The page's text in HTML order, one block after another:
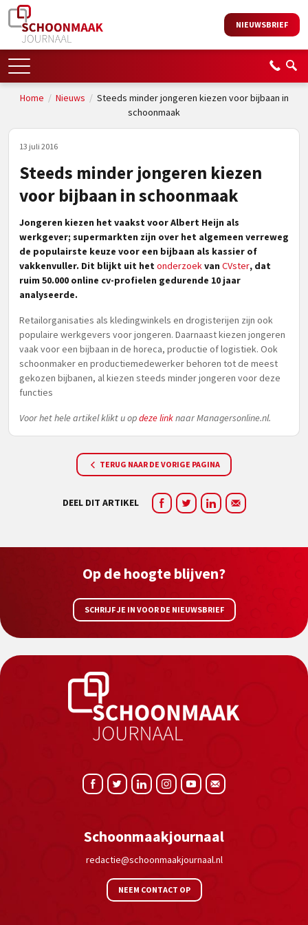
NIEUWSBRIEF
Home / Nieuws / Steeds minder jongeren kiezen voor bijbaan in
schoonmaak
13 juli 2016
Steeds minder jongeren kiezen
voor bijbaan in schoonmaak
Jongeren kiezen het vaakst voor Albert Heijn als
werkgever; supermarkten zijn over het algemeen verreweg
de populairste keuze voor een bijbaan als kassier of
vakkenvuller. Dit blijkt uit het onderzoekvan CVster, dat
ruim 50.000 online cv-profielen gedurende 10 jaar
analyseerde.
Retailorganisaties als kledingwinkels en drogisterijen zijn ook
populaire werkgevers voor jongeren. Daarnaast kiezen jongeren
vaak voor een bijbaan in de horeca, productie of logistiek. Ook
schoonmaker en productiemedewerker behoren tot de meest
gekozen bijbanen, al kiezen steeds minder jongeren voor deze
functies
Voor het hele artikel klikt u opdeze linknaar Managersonline.nl.
TERUG NAAR DE VORIGE PAGINA
DEEL DIT ARTIKEL
Op de hoogte blijven?
SCHRIJF JE IN VOOR DE NIEUWSBRIEF
Schoonmaakjournaal
redactie@schoonmaakjournaal.nl
NEEM CONTACT OP